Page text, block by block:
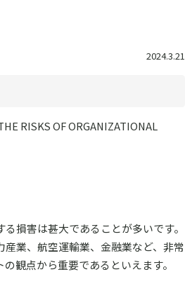
2024.3.21
RISKS OF ORGANIZATIONAL
損害は甚大であることが多いです。
業、航空運輸業、金融業など、非常
観点から重要であるといえます。